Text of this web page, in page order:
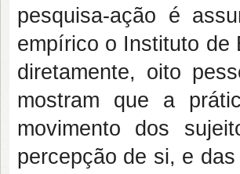
pesquisa-ação é
empírico o Instituto de
diretamente, oito
mostram que a
movimento dos
percepção de si, e